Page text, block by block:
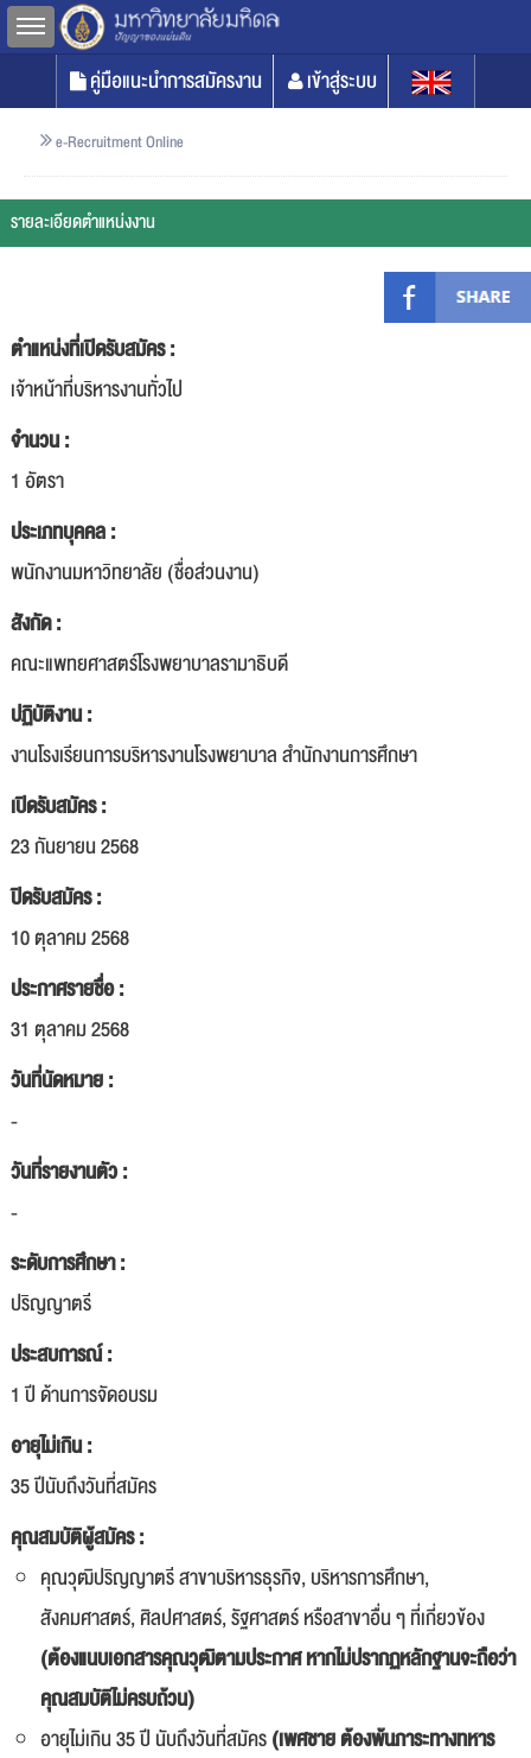
Toggle sidebar
คู่มือแนะนำการสมัครงาน
เข้าสู่ระบบ
e-Recruitment Online
รายละเอียดตำแหน่งงาน
ตำแหน่งที่เปิดรับสมัคร :
เจ้าหน้าที่บริหารงานทั่วไป
จำนวน :
1 อัตรา
ประเภทบุคคล :
พนักงานมหาวิทยาลัย (ชื่อส่วนงาน)
สังกัด :
คณะแพทยศาสตร์โรงพยาบาลรามาธิบดี
ปฏิบัติงาน :
งานโรงเรียนการบริหารงานโรงพยาบาล สำนักงานการศึกษา
เปิดรับสมัคร :
23 กันยายน 2568
ปิดรับสมัคร :
10 ตุลาคม 2568
ประกาศรายชื่อ :
31 ตุลาคม 2568
วันที่นัดหมาย :
-
วันที่รายงานตัว :
-
ระดับการศึกษา :
ปริญญาตรี
ประสบการณ์ :
1 ปี ด้านการจัดอบรม
อายุไม่เกิน :
35 ปีนับถึงวันที่สมัคร
คุณสมบัติผู้สมัคร :
คุณวุฒิปริญญาตรี สาขาบริหารธุรกิจ, บริหารการศึกษา,
สังคมศาสตร์, ศิลปศาสตร์, รัฐศาสตร์ หรือสาขาอื่น ๆ ที่เกี่ยวข้อง
(ต้องแนบเอกสารคุณวุฒิตามประกาศ หากไม่ปรากฏหลักฐานจะถือว่า
คุณสมบัติไม่ครบถ้วน)
อายุไม่เกิน 35 ปี นับถึงวันที่สมัคร(เพศชาย ต้องพ้นภาระทางทหาร